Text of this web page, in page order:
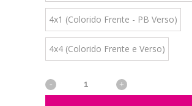
4x1 (Colorido Frente - PB Verso)
4x4 (Colorido Frente e Verso)